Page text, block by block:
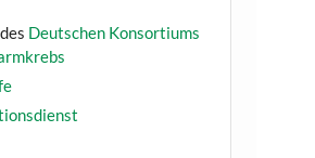
Deutschen Konsortiums